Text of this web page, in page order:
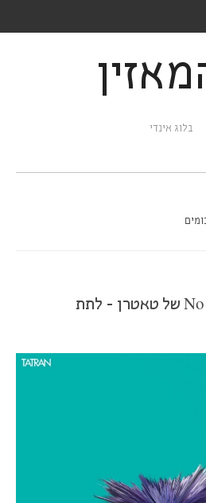
בלוג אינדי
ביקורת אלבום: No Sides של טאטרן - לתת